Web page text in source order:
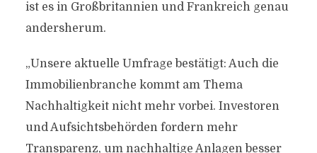
ist es in Großbritannien und Frankreich genau
andersherum.
„Unsere aktuelle Umfrage bestätigt: Auch die
Immobilienbranche kommt am Thema
Nachhaltigkeit nicht mehr vorbei. Investoren
und Aufsichtsbehörden fordern mehr
Transparenz, um nachhaltige Anlagen besser